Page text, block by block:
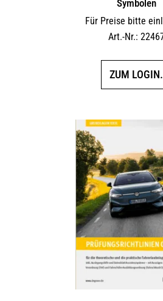
Symbolen
Für Preise bitte
Art.-Nr.:
ZUM LOGIN.